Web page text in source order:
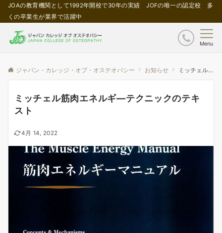
JOAの教育機関として1992年開校で30年の実績 JOFの唯一の認定校 多
くの卒業生が業界で活躍中
Menu
ジャパン・カレッジ・オブ・オステオパシー お知らせ ミッチェル筋肉エネルギ―テクニックのテキスト
ミッチェル筋肉エネルギ―テクニックのテキ
スト
4月 14, 2022